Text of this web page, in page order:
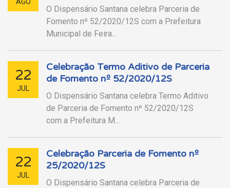
O Dispensário Santana celebra Parceria de
Fomento nº 52/2020/12S com a Prefeitura
Municipal de Feira...
22
JUL
Celebração Termo Aditivo de Parceria
de Fomento nº 52/2020/12S
O Dispensário Santana celebra Termo Aditivo
de Parceria de Fomento nº 52/2020/12S
com a Prefeitura M...
22
JUL
Celebração Parceria de Fomento nº
25/2020/12S
O Dispensário Santana celebra Parceria de